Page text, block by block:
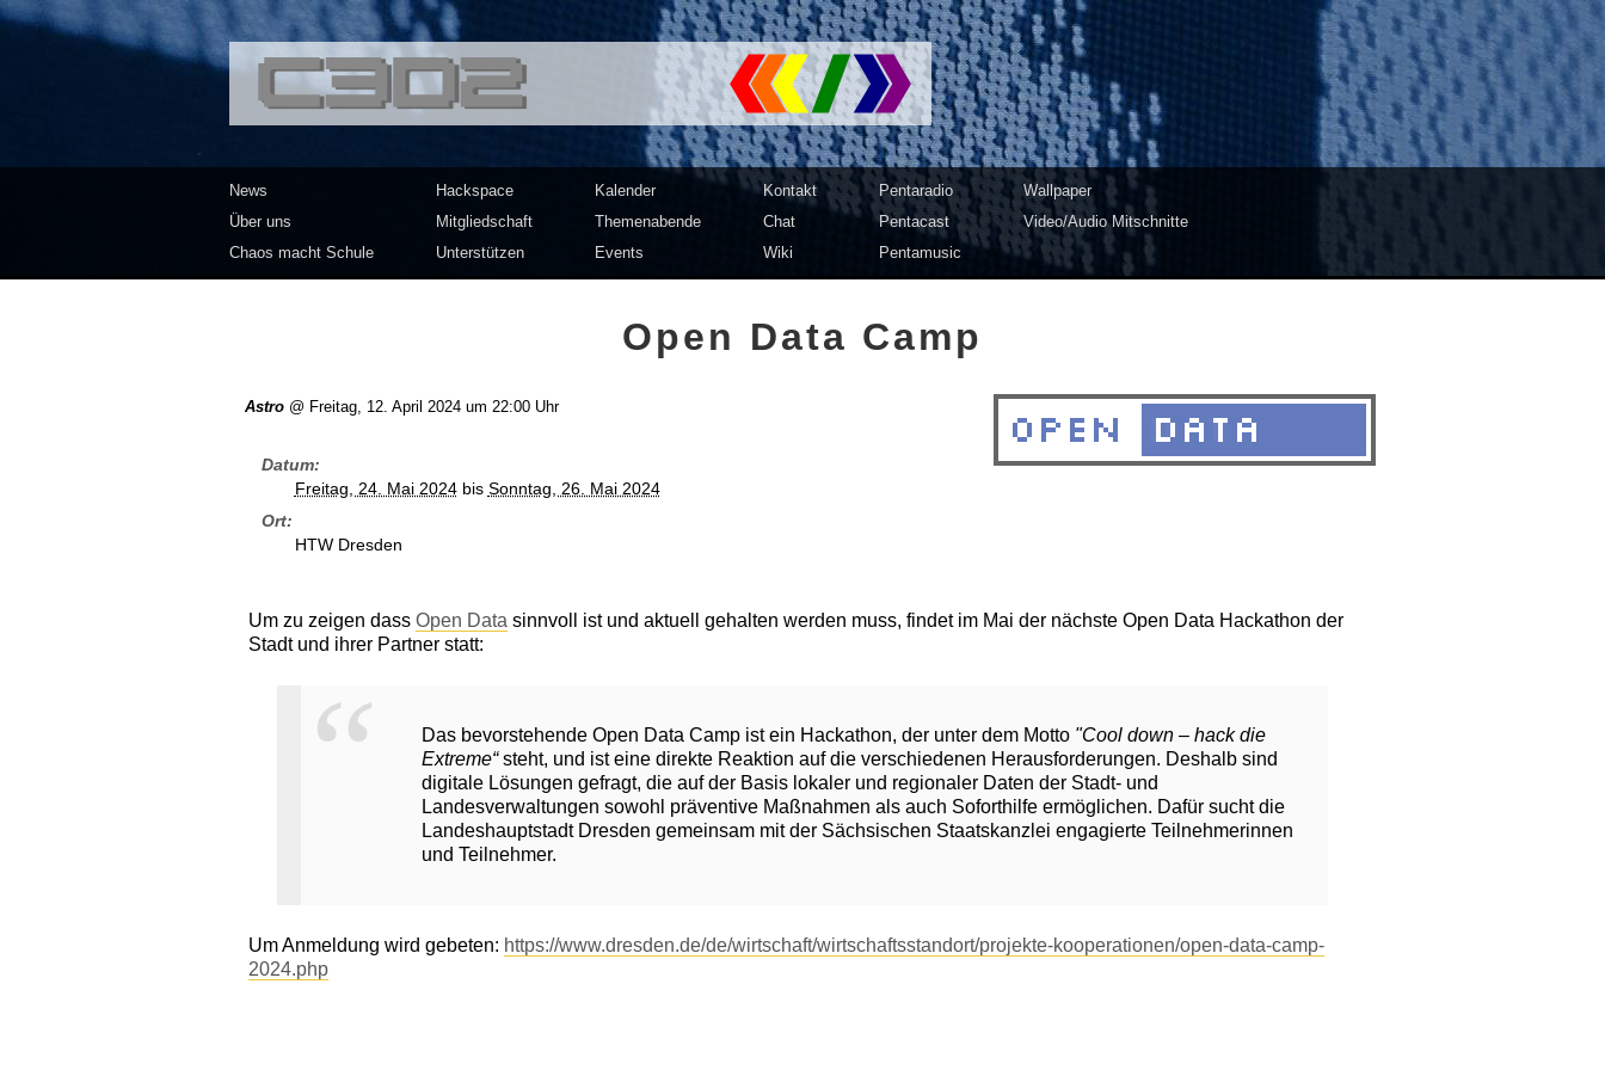
<<</>> Chaos Computer Club Dresden | c3d2
News
Über uns
Chaos macht Schule
Hackspace
Mitgliedschaft
Unterstützen
Kalender
Themenabende
Events
Kontakt
Chat
Wiki
Pentaradio
Pentacast
Pentamusic
Wallpaper
Video/Audio Mitschnitte
Open Data Camp
Astro @ Freitag, 12. April 2024 um 22:00 Uhr
Datum
Freitag, 24. Mai 2024bis Sonntag, 26. Mai 2024
Ort
HTW Dresden
Um zu zeigen dass Open Data sinnvoll ist und aktuell gehalten werden muss, findet im Mai der nächste Open Data Hackathon der
Stadt und ihrer Partner statt:
Das bevorstehende Open Data Camp ist ein Hackathon, der unter dem Motto "Cool down – hack die
Extreme“steht, und ist eine direkte Reaktion auf die verschiedenen Herausforderungen. Deshalb sind
digitale Lösungen gefragt, die auf der Basis lokaler und regionaler Daten der Stadt- und
Landesverwaltungen sowohl präventive Maßnahmen als auch Soforthilfe ermöglichen. Dafür sucht die
Landeshauptstadt Dresden gemeinsam mit der Sächsischen Staatskanzlei engagierte Teilnehmerinnen
und Teilnehmer.
Um Anmeldung wird gebeten: https://www.dresden.de/de/wirtschaft/wirtschaftsstandort/projekte-kooperationen/open-data-camp-
2024.php